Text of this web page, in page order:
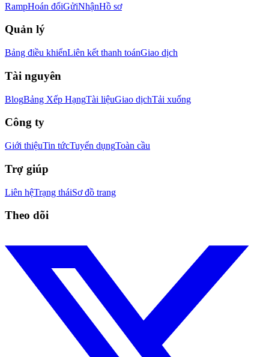
RampHoán đổiGửiNhậnHồ sơ
Quản lý
Bảng điều khiểnLiên kết thanh toánGiao dịch
Tài nguyên
BlogBảng Xếp HạngTài liệuGiao dịchTải xuống
Công ty
Giới thiệuTin tứcTuyển dụngToàn cầu
Trợ giúp
Liên hệTrạng tháiSơ đồ trang
Theo dõi